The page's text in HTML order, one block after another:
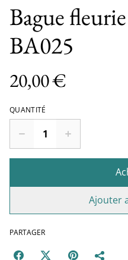
Bague
BA025
20,00 €
QUANTITÉ
Ajouter
PARTAGER